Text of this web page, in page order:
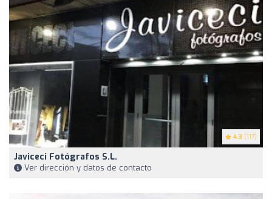
4.3 (117)
Javiceci Fotógrafos S.L.
Ver dirección y datos de contacto